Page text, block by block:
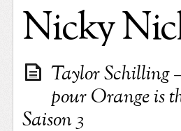
Nicky
Taylor Schilling
pour Orange is
Saison 3